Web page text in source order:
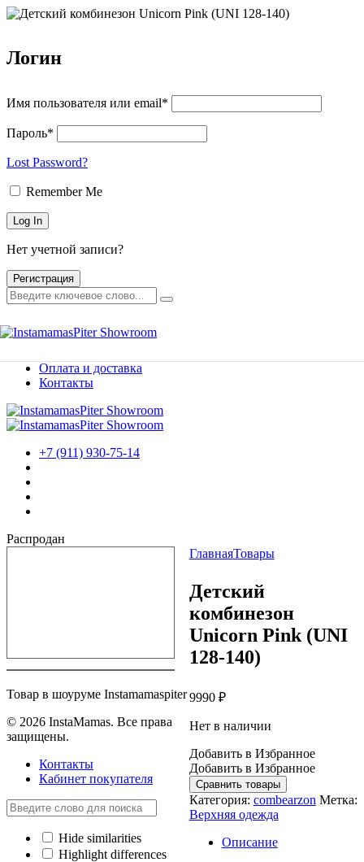
Логин
Имя пользователя или email*
Пароль*
Lost Password?
Remember Me
Нет учетной записи?
Регистрация
Каталог товаров
Оплата и доставка
Контакты
+7 (911) 930-75-14
Распродан
ГлавнаяТовары
Детский
комбинезон
Unicorn Pink (UNI
128-140)
9990 ₽
Нет в наличии
Добавить в Избранное
Добавить в Избранное
Сравнить товары
Категория: combearzon Метка:
Верхняя одежда
Описание
Товар в шоуруме Instamamaspiter
© 2026 InstaMamas. Все права
защищены.
Контакты
Кабинет покупателя
Hide similarities
Highlight differences